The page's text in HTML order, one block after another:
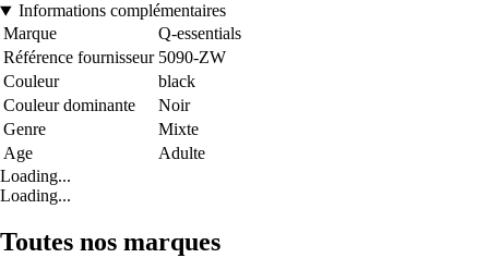
Informations complémentaires
Marque
Q-essentials
Référence fournisseur 5090-ZW
Couleur
black
Couleur dominante
Noir
Genre
Mixte
Age
Adulte
Loading...
Loading...
Toutes nos marques